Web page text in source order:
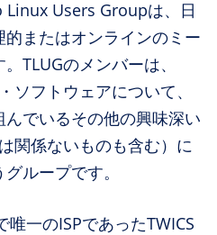
Linux Users Groupは、日
またはオンラインのミー
TLUGのメンバーは、
ソフトウェアについて、
でいるその他の興味深い
関係ないものも含む）に
ループです。
一のISPであったTWICS